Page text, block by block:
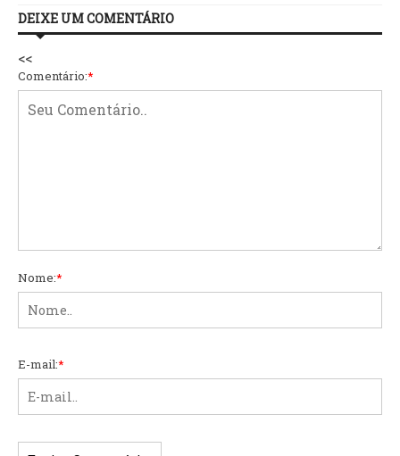
DEIXE UM COMENTÁRIO
<<
Comentário:*
Nome:*
E-mail:*